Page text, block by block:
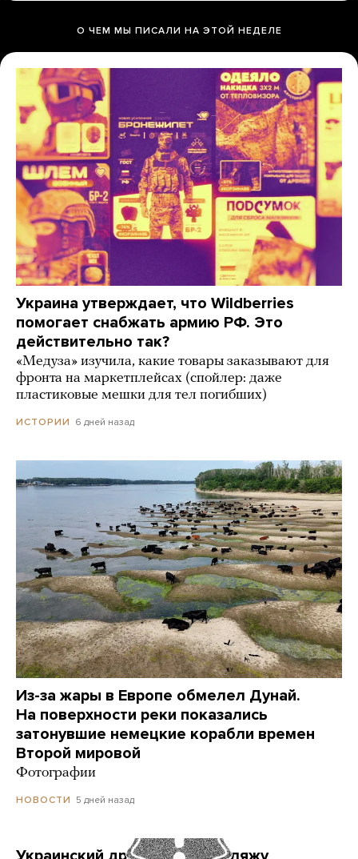
О ЧЕМ МЫ ПИСАЛИ НА ЭТОЙ НЕДЕЛЕ
Украина утверждает, что Wildberries
помогает снабжать армию РФ. Это
действительно так?
«Медуза» изучила, какие товары заказывают для
фронта на маркетплейсах (спойлер: даже
пластиковые мешки для тел погибших)
ИСТОРИИ 6 дней назад
Из-за жары в Европе обмелел Дунай.
На поверхности реки показались
затонувшие немецкие корабли времен
Второй мировой
Фотографии
НОВОСТИ 5 дней назад